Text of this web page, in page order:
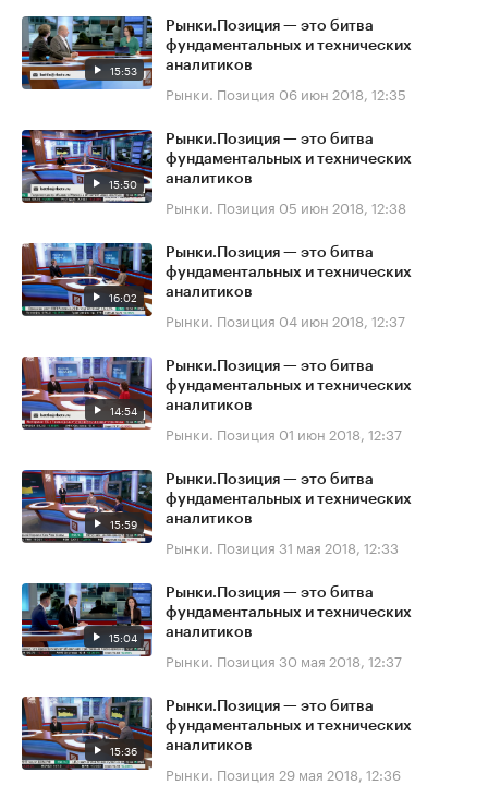
15:53
Рынки.Позиция — это битва
фундаментальных и технических
аналитиков
Рынки. Позиция 06 июн 2018, 12:35
15:50
Рынки.Позиция — это битва
фундаментальных и технических
аналитиков
Рынки. Позиция 05 июн 2018, 12:38
16:02
Рынки.Позиция — это битва
фундаментальных и технических
аналитиков
Рынки. Позиция 04 июн 2018, 12:37
14:54
Рынки.Позиция — это битва
фундаментальных и технических
аналитиков
Рынки. Позиция 01 июн 2018, 12:37
15:59
Рынки.Позиция — это битва
фундаментальных и технических
аналитиков
Рынки. Позиция 31 мая 2018, 12:33
15:04
Рынки.Позиция — это битва
фундаментальных и технических
аналитиков
Рынки. Позиция 30 мая 2018, 12:37
15:36
Рынки.Позиция — это битва
фундаментальных и технических
аналитиков
Рынки. Позиция 29 мая 2018, 12:36